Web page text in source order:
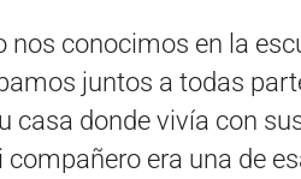
nos conocimos en la
juntos a todas
casa donde vivía con
compañero era una de